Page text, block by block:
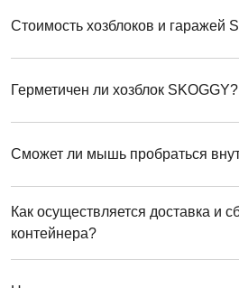
Стоимость хозблоков и гаражей
Герметичен ли хозблок SKOGGY?
Сможет ли мышь пробраться
Как осуществляется доставка и
контейнера?